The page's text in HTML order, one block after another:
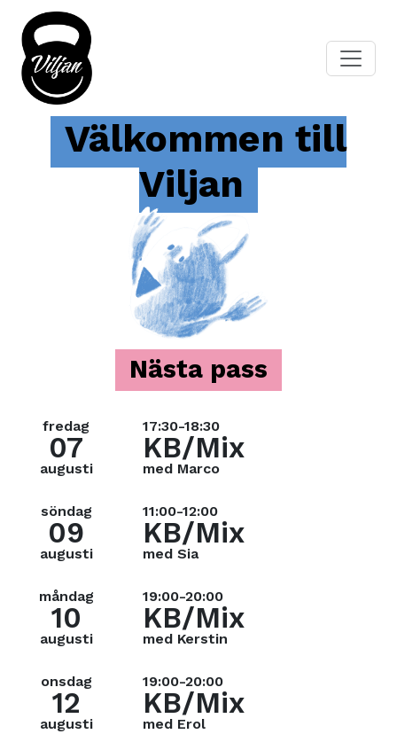
Välkommen till
Viljan
Nästa pass
fredag
07
augusti
17:30-18:30
KB/Mix
med Marco
söndag
09
augusti
11:00-12:00
KB/Mix
med Sia
måndag
10
augusti
19:00-20:00
KB/Mix
med Kerstin
onsdag
12
augusti
19:00-20:00
KB/Mix
med Erol